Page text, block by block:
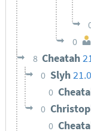
0
8 Cheatah
0 Slyh
0
0
0